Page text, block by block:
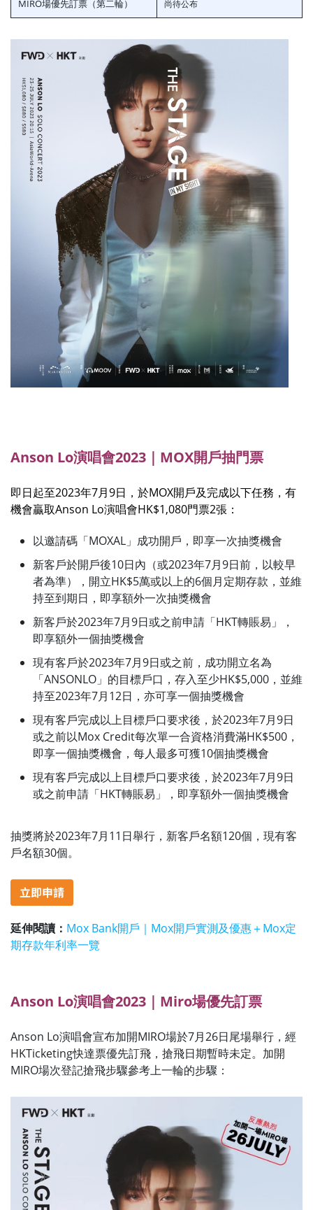
MIRO場優先訂票（第二輪） 尚待公布
Anson Lo演唱會2023｜MOX開戶抽門票
即日起至2023年7月9日，於MOX開戶及完成以下任務，有
機會贏取Anson Lo演唱會HK$1,080門票2張：
以邀請碼「MOXAL」成功開戶，即享一次抽獎機會
新客戶於開戶後10日內（或2023年7月9日前，以較早
者為準），開立HK$5萬或以上的6個月定期存款，並維
持至到期日，即享額外一次抽獎機會
新客戶於2023年7月9日或之前申請「HKT轉賬易」，
即享額外一個抽獎機會
現有客戶於2023年7月9日或之前，成功開立名為
「ANSONLO」的目標戶口，存入至少HK$5,000，並維
持至2023年7月12日，亦可享一個抽獎機會
現有客戶完成以上目標戶口要求後，於2023年7月9日
或之前以Mox Credit每次單一合資格消費滿HK$500，
即享一個抽獎機會，每人最多可獲10個抽獎機會
現有客戶完成以上目標戶口要求後，於2023年7月9日
或之前申請「HKT轉賬易」，即享額外一個抽獎機會
抽獎將於2023年7月11日舉行，新客戶名額120個，現有客
戶名額30個。
延伸閱讀： Mox Bank開戶｜Mox開戶實測及優惠＋Mox定
期存款年利率一覽
Anson Lo演唱會2023｜Miro場優先訂票
Anson Lo演唱會宣布加開MIRO場於7月26日尾場舉行， 經
HKTicketing快達票優先訂飛，搶飛日期暫時未定。加開
MIRO場次登記搶飛步驟參考上一輪的步驟：